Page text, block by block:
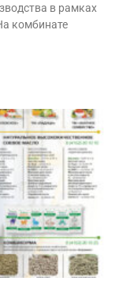
в рамках
комбинате